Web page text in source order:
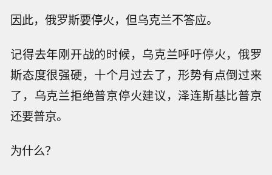
因此，俄罗斯要停火，但乌克兰不答应。
记得去年刚开战的时候，乌克兰呼吁停火，俄罗
斯态度很强硬，十个月过去了，形势有点倒过来
了，乌克兰拒绝普京停火建议，泽连斯基比普京
还要普京。
为什么？